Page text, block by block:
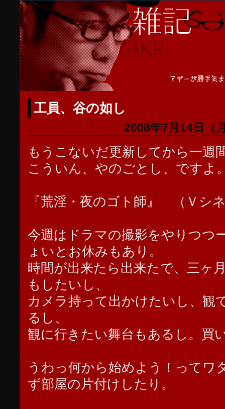
工員、谷の如し
2008年7月14日（
もうこないだ更新してから一週
こういん、やのごとし、ですよ
『荒淫・夜のゴト師』 （Ｖシ
今週はドラマの撮影をやりつつ
ょいとお休みもあり。
時間が出来たら出来たで、三ヶ
もしたいし、
カメラ持って出かけたいし、観
るし、
観に行きたい舞台もあるし。買
うわっ何から始めよう！ってワ
ず部屋の片付けしたり。